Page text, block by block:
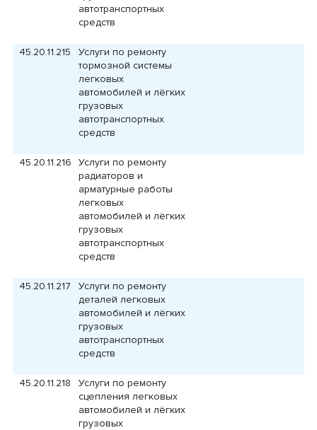
автотранспортных
средств
45.20.11.215
Услуги по ремонту
тормозной системы
легковых
автомобилей и лёгких
грузовых
автотранспортных
средств
45.20.11.216
Услуги по ремонту
радиаторов и
арматурные работы
легковых
автомобилей и лёгких
грузовых
автотранспортных
средств
45.20.11.217
Услуги по ремонту
деталей легковых
автомобилей и лёгких
грузовых
автотранспортных
средств
45.20.11.218
Услуги по ремонту
сцепления легковых
автомобилей и лёгких
грузовых